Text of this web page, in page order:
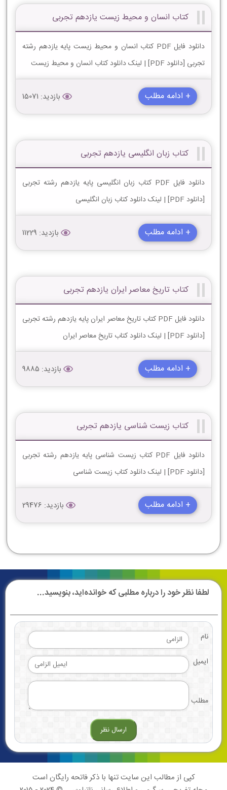
کتاب انسان و محیط زیست یازدهم تجربی
دانلود فایل PDF کتاب انسان و محیط زیست پایه یازدهم رشته
تجربی [دانلود PDF] | لینک دانلود کتاب انسان و محیط زیست
+ ادامه مطلب بازدید: 15071
کتاب زبان انگلیسی یازدهم تجربی
دانلود فایل PDF کتاب زبان انگلیسی پایه یازدهم رشته تجربی
[دانلود PDF] | لینک دانلود کتاب زبان انگلیسی
+ ادامه مطلب بازدید: 11229
کتاب تاریخ معاصر ایران یازدهم تجربی
دانلود فایل PDF کتاب تاریخ معاصر ایران پایه یازدهم رشته تجربی
[دانلود PDF] | لینک دانلود کتاب تاریخ معاصر ایران
+ ادامه مطلب بازدید: 9885
کتاب زیست شناسی یازدهم تجربی
دانلود فایل PDF کتاب زیست شناسی پایه یازدهم رشته تجربی
[دانلود PDF] | لینک دانلود کتاب زیست شناسی
+ ادامه مطلب بازدید: 29476
لطفا نظر خود را درباره مطلبی که خوانده‌اید، بنویسید...
نام
ایمیل
مطلب
کپی از مطالب این سایت تنها با ذکر فاتحه رایگان است